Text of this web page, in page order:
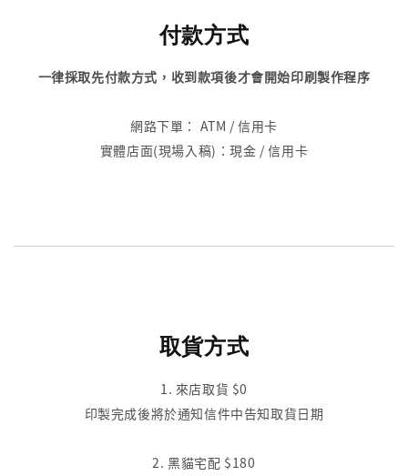
付款方式
一律採取先付款方式，收到款項後才會開始印刷製作程序
網路下單： ATM / 信用卡
實體店面(現場入稿)：現金 / 信用卡
取貨方式
1. 來店取貨 $0
印製完成後將於通知信件中告知取貨日期
2. 黑貓宅配 $180